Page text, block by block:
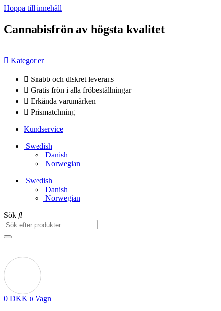
Hoppa till innehåll
Cannabisfrön av högsta kvalitet
Kategorier
Snabb och diskret leverans
Gratis frön i alla fröbeställningar
Erkända varumärken
Prismatchning
Kundservice
Swedish
Danish
Norwegian
Swedish
Danish
Norwegian
Sök
0 DKK 0 Vagn